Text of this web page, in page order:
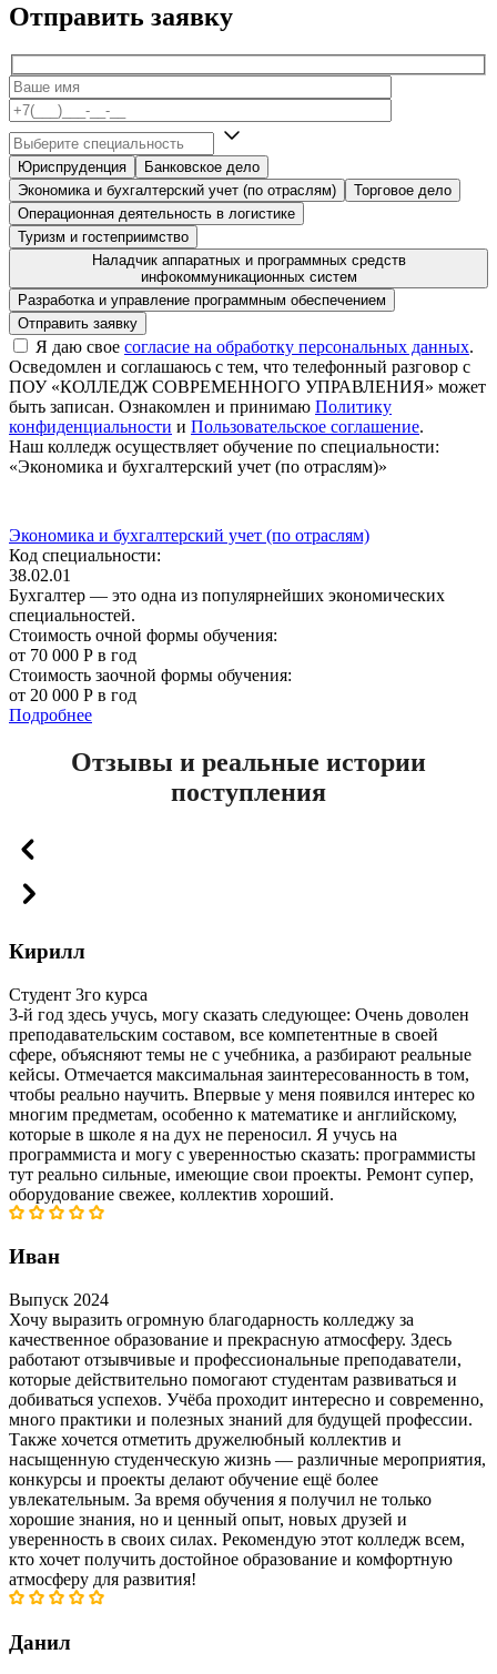
Отправить заявку
Юриспруденция
Банковское дело
Экономика и бухгалтерский учет (по отраслям)
Торговое дело
Операционная деятельность в логистике
Туризм и гостеприимство
Наладчик аппаратных и программных средств
инфокоммуникационных систем
Разработка и управление программным обеспечением
Я даю свое согласие на обработку персональных данных.
Осведомлен и соглашаюсь с тем, что телефонный разговор с
ПОУ «КОЛЛЕДЖ СОВРЕМЕННОГО УПРАВЛЕНИЯ» может
быть записан. Ознакомлен и принимаю Политику
конфиденциальности и Пользовательское соглашение.
Наш колледж осуществляет обучение по специальности:
«Экономика и бухгалтерский учет (по отраслям)»
Экономика и бухгалтерский учет (по отраслям)
Код специальности:
38.02.01
Бухгалтер — это одна из популярнейших экономических
специальностей.
Стоимость очной формы обучения:
от 70 000 Р в год
Стоимость заочной формы обучения:
от 20 000 Р в год
Подробнее
Отзывы и реальные истории
поступления
Кирилл
Студент 3го курса
3-й год здесь учусь, могу сказать следующее: Очень доволен
преподавательским составом, все компетентные в своей
сфере, объясняют темы не с учебника, а разбирают реальные
кейсы. Отмечается максимальная заинтересованность в том,
чтобы реально научить. Впервые у меня появился интерес ко
многим предметам, особенно к математике и английскому,
которые в школе я на дух не переносил. Я учусь на
программиста и могу с уверенностью сказать: программисты
тут реально сильные, имеющие свои проекты. Ремонт супер,
оборудование свежее, коллектив хороший.
Иван
Выпуск 2024
Хочу выразить огромную благодарность колледжу за
качественное образование и прекрасную атмосферу. Здесь
работают отзывчивые и профессиональные преподаватели,
которые действительно помогают студентам развиваться и
добиваться успехов. Учёба проходит интересно и современно,
много практики и полезных знаний для будущей профессии.
Также хочется отметить дружелюбный коллектив и
насыщенную студенческую жизнь — различные мероприятия,
конкурсы и проекты делают обучение ещё более
увлекательным. За время обучения я получил не только
хорошие знания, но и ценный опыт, новых друзей и
уверенность в своих силах. Рекомендую этот колледж всем,
кто хочет получить достойное образование и комфортную
атмосферу для развития!
Данил